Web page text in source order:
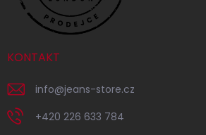
KONTAKT
info@jeans-store.cz
+420 226 633 784